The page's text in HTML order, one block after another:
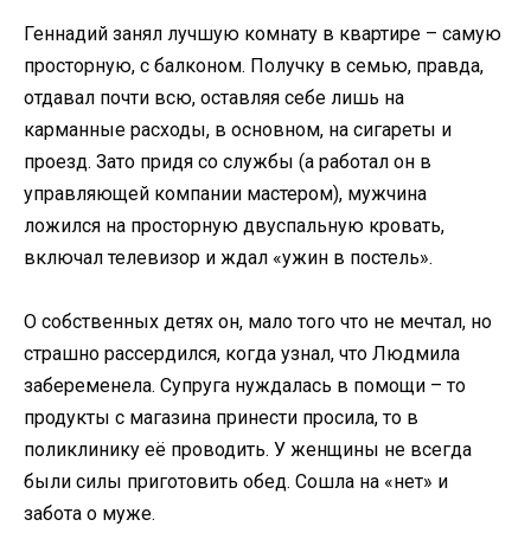
Геннадий занял лучшую комнату в квартире – самую
просторную, с балконом. Получку в семью, правда,
отдавал почти всю, оставляя себе лишь на
карманные расходы, в основном, на сигареты и
проезд. Зато придя со службы (а работал он в
управляющей компании мастером), мужчина
ложился на просторную двуспальную кровать,
включал телевизор и ждал «ужин в постель».
О собственных детях он, мало того что не мечтал, но
страшно рассердился, когда узнал, что Людмила
забеременела. Супруга нуждалась в помощи – то
продукты с магазина принести просила, то в
поликлинику её проводить. У женщины не всегда
были силы приготовить обед. Сошла на «нет» и
забота о муже.